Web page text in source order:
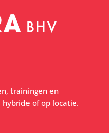
trainingen en
hybride of op locatie.